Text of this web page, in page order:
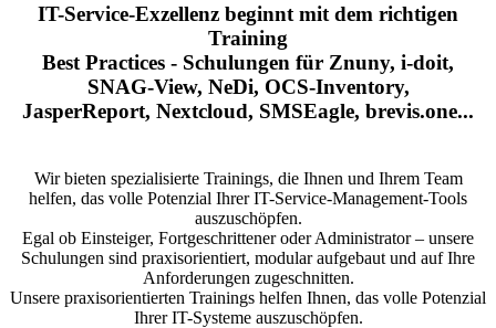
IT-Service-Exzellenz beginnt mit dem richtigen
Training
Best Practices - Schulungen für Znuny, i-doit,
SNAG-View, NeDi, OCS-Inventory,
JasperReport, Nextcloud, SMSEagle, brevis.one...
Wir bieten spezialisierte Trainings, die Ihnen und Ihrem Team
helfen, das volle Potenzial Ihrer IT-Service-Management-Tools
auszuschöpfen.
Egal ob Einsteiger, Fortgeschrittener oder Administrator – unsere
Schulungen sind praxisorientiert, modular aufgebaut und auf Ihre
Anforderungen zugeschnitten.
Unsere praxisorientierten Trainings helfen Ihnen, das volle Potenzial
Ihrer IT-Systeme auszuschöpfen.